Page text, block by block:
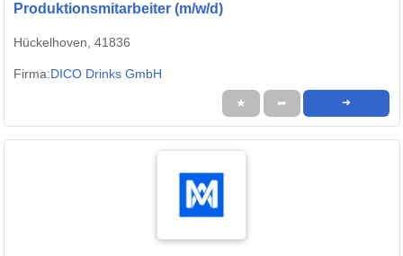
Produktionsmitarbeiter (m/w/d)
Hückelhoven, 41836
Firma:DICO Drinks GmbH
★ ➦ ➜